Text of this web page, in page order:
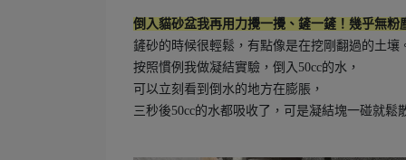
倒入貓砂盆我再用力攪一攪、鏟一鏟！幾乎無粉
鏟砂的時候很輕鬆，有點像是在挖剛翻過的土壤
按照慣例我做凝結實驗，倒入50cc的水，
可以立刻看到倒水的地方在膨脹，
三秒後50cc的水都吸收了，可是凝結塊一碰就鬆